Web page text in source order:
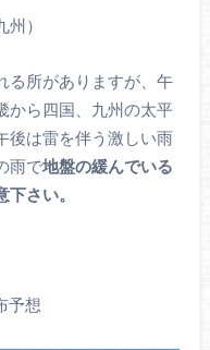
）
る所がありますが、午
から四国、九州の太平
後は雷を伴う激しい雨
雨で地盤の緩んでいる
さい。
予想